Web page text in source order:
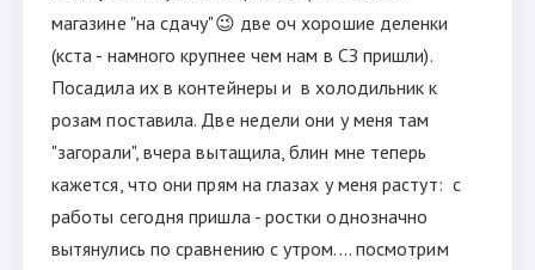
магазине "на сдачу"😉 две оч хорошие деленки
(кста - намного крупнее чем нам в СЗ пришли).
Посадила их в контейнеры и в холодильник к
розам поставила. Две недели они у меня там
"загорали", вчера вытащила, блин мне теперь
кажется, что они прям на глазах у меня растут: с
работы сегодня пришла - ростки однозначно
вытянулись по сравнению с утром.... посмотрим